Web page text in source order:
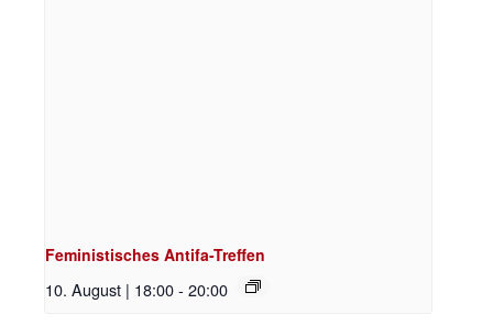
Feministisches Antifa-Treffen
10. August | 18:00- 20:00